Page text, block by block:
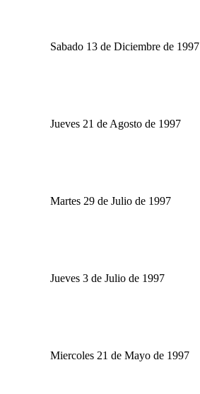
Sabado 13 de Diciembre de 1997
Jueves 21 de Agosto de 1997
Martes 29 de Julio de 1997
Jueves 3 de Julio de 1997
Miercoles 21 de Mayo de 1997